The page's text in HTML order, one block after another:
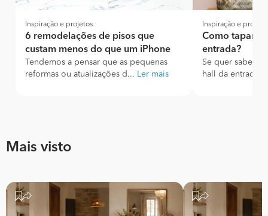
Inspiração e projetos
6 remodelações de pisos que
custam menos do que um iPhone
Tendemos a pensar que as pequenas
reformas ou atualizações d... Ler mais
Inspiração e
Como tapar
entrada?
Se quer saber
hall da entrada,
Mais visto